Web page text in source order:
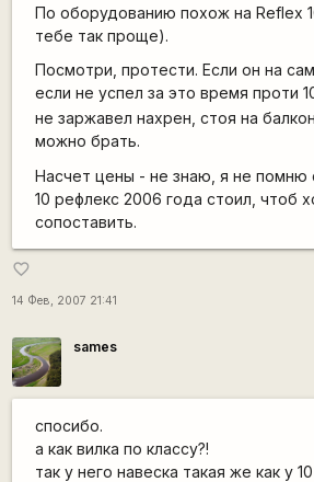
По оборудованию похож на Reflex
тебе так проще).
Посмотри, протести. Если он на
если не успел за это время проти
не заржавел нахрен, стоя на
можно брать.
Насчет цены - не знаю, я не помню
10 рефлекс 2006 года стоил, чтоб
сопоставить.
favorite_border
14 Фев, 2007 21:41
sames
спосибо.
а как вилка по классу?!
так у него навеска такая же как у